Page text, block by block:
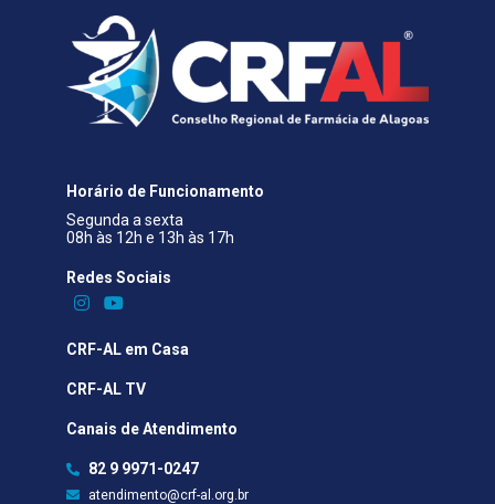
Horário de Funcionamento
Segunda a sexta
08h às 12h e 13h às 17h
Redes Sociais​
CRF-AL em Casa
CRF-AL TV
Canais de Atendimento
82 9 9971-0247
atendimento@crf-al.org.br